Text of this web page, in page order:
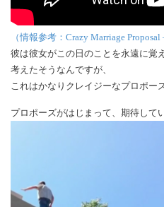
（情報参考：Crazy Marriage
彼は彼女がこの日のことを永遠に覚
考えたそうなんですが、
これはかなりクレイジーなプロポー
プロポーズがはじまって、期待して